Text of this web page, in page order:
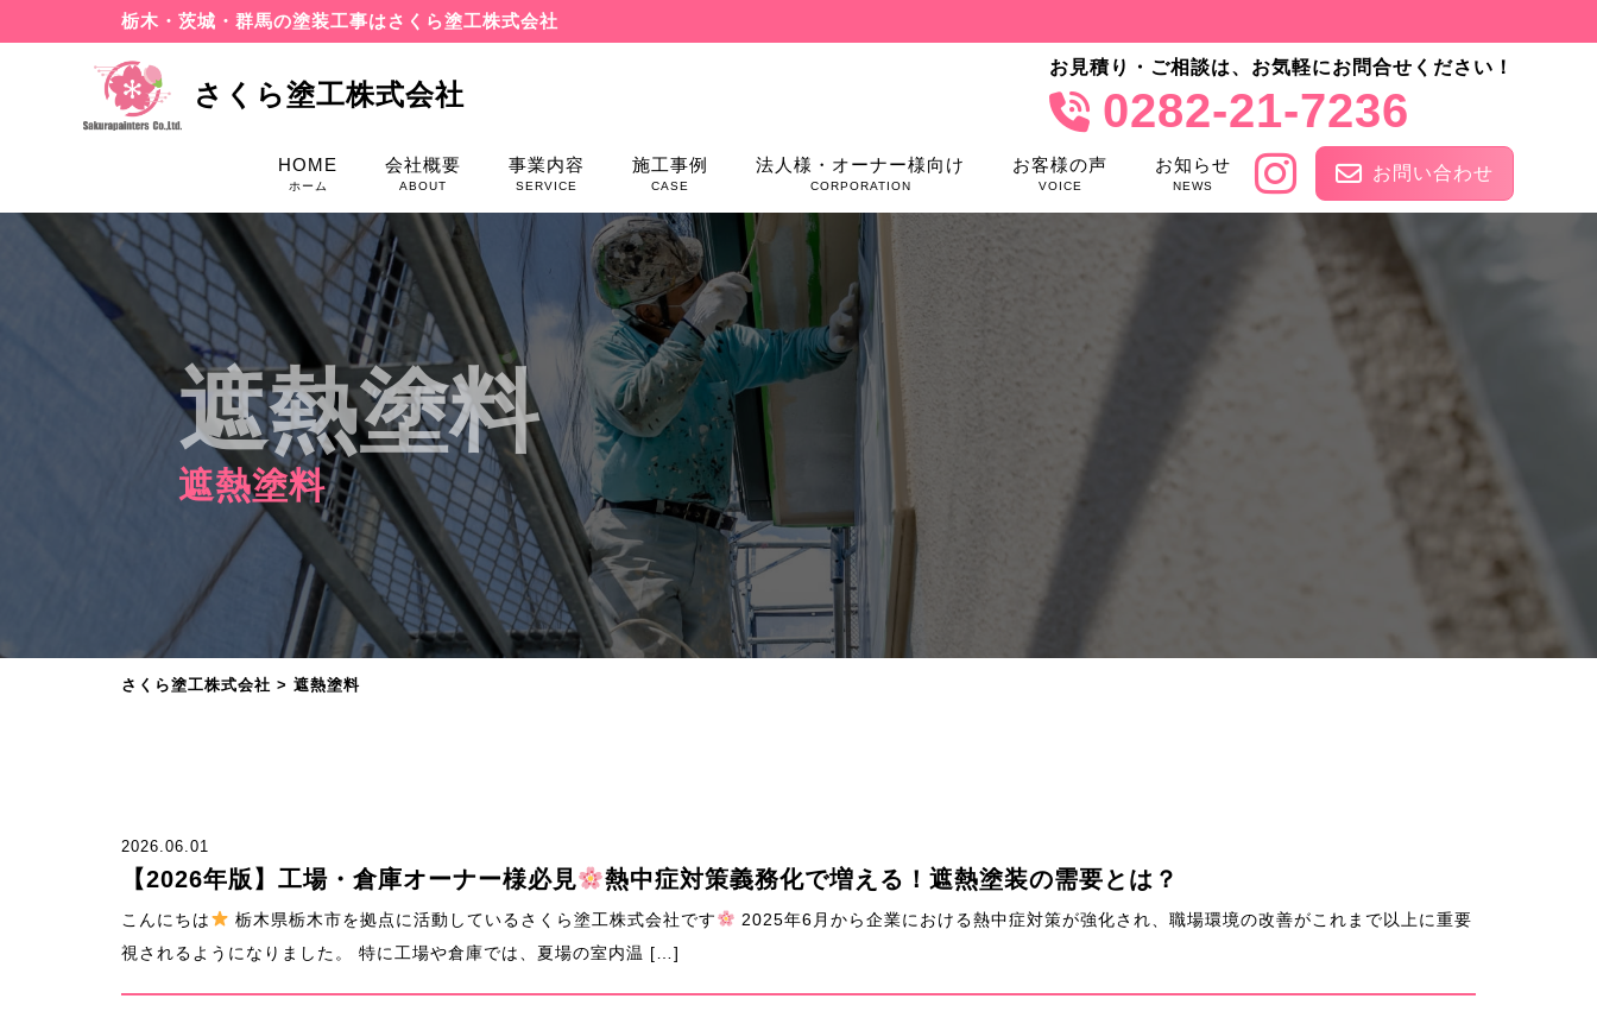
栃木・茨城・群馬の塗装工事はさくら塗工株式会社
さくら塗工株式会社
お見積り・ご相談は、お気軽にお問合せください！
0282-21-7236
HOME
ホーム
会社概要
ABOUT
事業内容
SERVICE
施工事例
CASE
法人様・オーナー様向け
CORPORATION
お客様の声
VOICE
お知らせ
NEWS
お問い合わせ
遮熱塗料
遮熱塗料
さくら塗工株式会社 > 遮熱塗料
2026.06.01
【2026年版】工場・倉庫オーナー様必見 熱中症対策義務化で増える！遮熱塗装の需要とは？
こんにちは 栃木県栃木市を拠点に活動しているさくら塗工株式会社です
2025年6月から企業における熱中症対策が強化され、職場環境の改善がこれまで以上に重要
視されるようになりました。 特に工場や倉庫では、夏場の室内温 […]